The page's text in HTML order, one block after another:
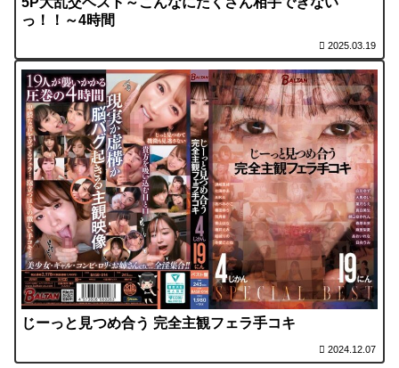
っ！！～4時間
2025.03.19
じーっと見つめ合う 完全主観フェラ手コキ
2024.12.07